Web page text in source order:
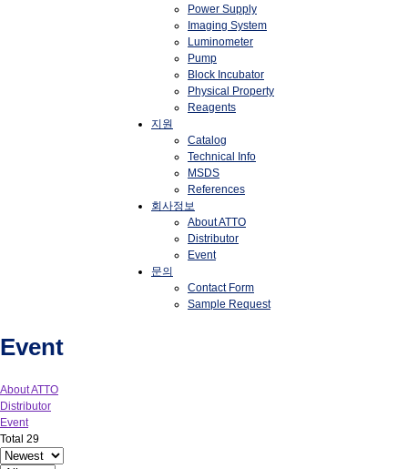
Power Supply
Imaging System
Luminometer
Pump
Block Incubator
Physical Property
Reagents
지원
Catalog
Technical Info
MSDS
References
회사정보
About ATTO
Distributor
Event
문의
Contact Form
Sample Request
Event
About ATTO
Distributor
Event
Total 29